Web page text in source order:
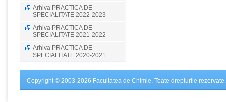
Arhiva PRACTICA DE
SPECIALITATE 2022-2023
Arhiva PRACTICA DE
SPECIALITATE 2021-2022
Arhiva PRACTICA DE
SPECIALITATE 2020-2021
Copyright © 2003-2026 Facultatea de Chimie. Toate drepturile